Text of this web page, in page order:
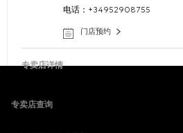
电话：+34952908755
门店预约
专卖店详情
Footer
专卖店查询